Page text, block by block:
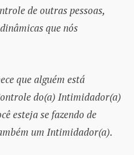
de outras pessoas,
que nós
que alguém está
do(a) Intimidador(a)
esteja se fazendo de
um Intimidador(a).